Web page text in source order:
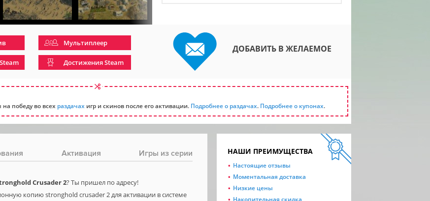
Мультиплеер
Достижения Steam
ДОБАВИТЬ В ЖЕЛАЕМОЕ
победу во всех раздачах игр и скинов после его активации. Подробнее о раздачах. Подробнее о купонах.
Активация Игры из серии
Crusader 2? Ты пришел по адресу!
копию stronghold crusader 2 для активации в системе
НАШИ ПРЕИМУЩЕСТВА
Настоящие отзывы
Моментальная доставка
Низкие цены
Накопительная скидка